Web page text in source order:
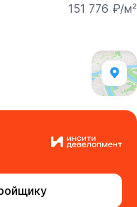
151 776 ₽/м²